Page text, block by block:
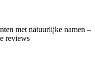
met natuurlijke namen –
reviews